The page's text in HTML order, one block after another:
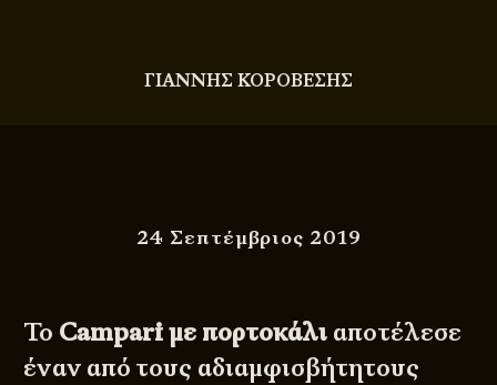
ΓΙΑΝΝΗΣ ΚΟΡΟΒΕΣΗΣ
24 Σεπτέμβριος 2019
Το Campari με πορτοκάλι αποτέλεσε
έναν από τους αδιαμφισβήτητους